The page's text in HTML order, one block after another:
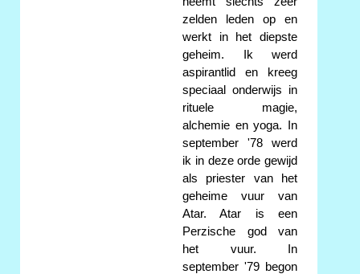
zelden leden op en
werkt in het diepste
geheim. Ik werd
aspirantlid en kreeg
speciaal onderwijs in
rituele magie,
alchemie en yoga. In
september '78 werd
ik in deze orde gewijd
als priester van het
geheime vuur van
Atar. Atar is een
Perzische god van
het vuur. In
september '79 begon